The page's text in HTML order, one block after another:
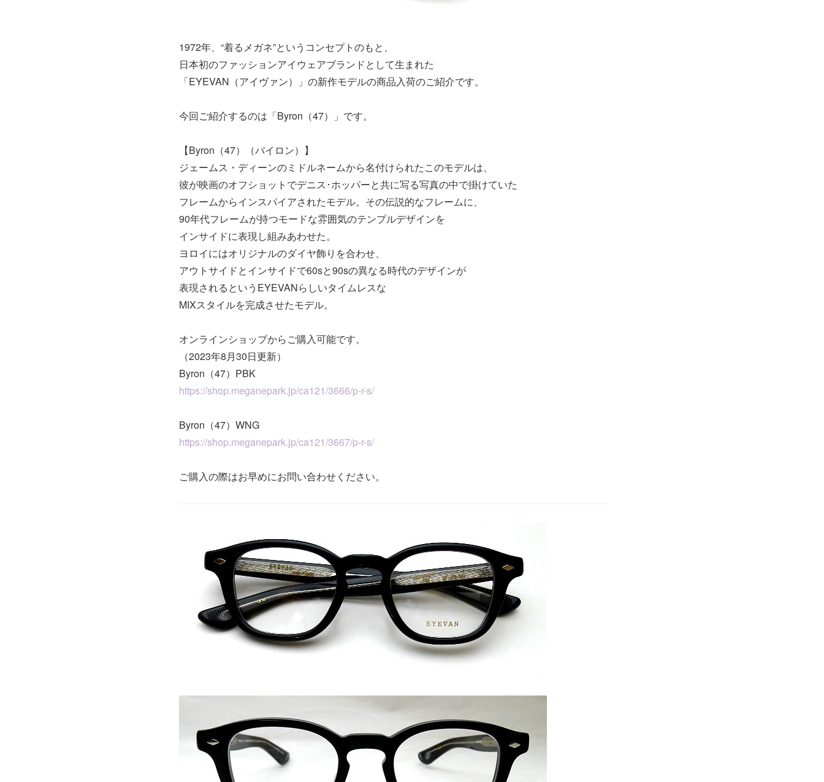
1972年、“着るメガネ”というコンセプトのもと、
日本初のファッションアイウェアブランドとして生まれた
「EYEVAN（アイヴァン）」の新作モデルの商品入荷のご紹介です。
今回ご紹介するのは「Byron（47）」です。
【Byron（47）（バイロン）】
ジェームス・ディーンのミドルネームから名付けられたこのモデルは、
彼が映画のオフショットでデニス･ホッパーと共に写る写真の中で掛けていた
フレームからインスパイアされたモデル。その伝説的なフレームに、
90年代フレームが持つモードな雰囲気のテンプルデザインを
インサイドに表現し組みあわせた。
ヨロイにはオリジナルのダイヤ飾りを合わせ、
アウトサイドとインサイドで60sと90sの異なる時代のデザインが
表現されるというEYEVANらしいタイムレスな
MIXスタイルを完成させたモデル。
オンラインショップからご購入可能です。
（2023年8月30日更新）
Byron（47）PBK
https://shop.meganepark.jp/ca121/3666/p-r-s/
Byron（47）WNG
https://shop.meganepark.jp/ca121/3667/p-r-s/
ご購入の際はお早めにお問い合わせください。